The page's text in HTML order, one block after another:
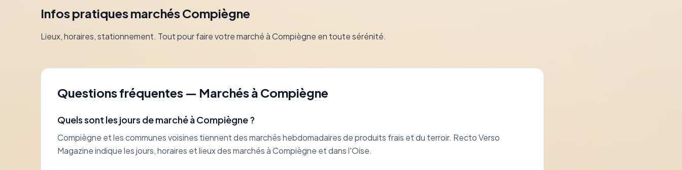
Infos pratiques marchés Compiègne
Lieux, horaires, stationnement. Tout pour faire votre marché à Compiègne en toute sérénité.
Questions fréquentes — Marchés à Compiègne
Quels sont les jours de marché à Compiègne ?
Compiègne et les communes voisines tiennent des marchés hebdomadaires de produits frais et du terroir. Recto Verso
Magazine indique les jours, horaires et lieux des marchés à Compiègne et dans l'Oise.